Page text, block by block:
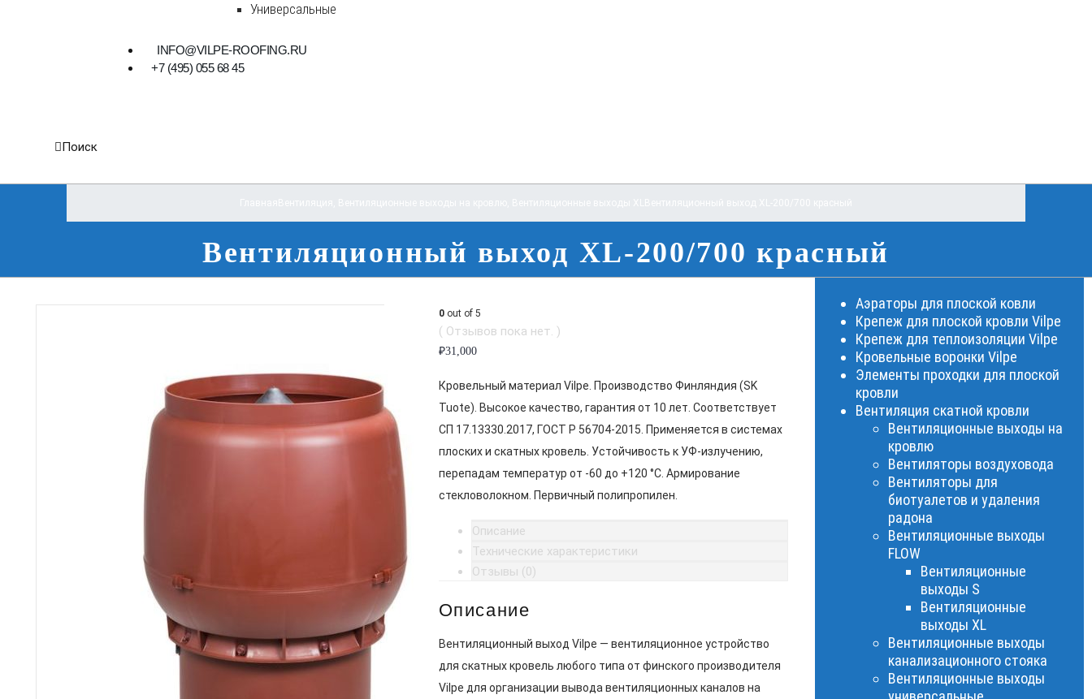
Универсальные
INFO@VILPE-ROOFING.RU
+7 (495) 055 68 45
Поиск
Вентиляционный выход XL-200/700 красный
0out of 5
( Отзывов пока нет. )
₽31,000
Кровельный материал Vilpe. Производство Финляндия (SK
Tuote). Высокое качество, гарантия от 10 лет. Соответствует
СП 17.13330.2017, ГОСТ Р 56704-2015. Применяется в системах
плоских и скатных кровель. Устойчивость к УФ-излучению,
перепадам температур от -60 до +120 °C. Армирование
стекловолокном. Первичный полипропилен.
Описание
Технические характеристики
Отзывы (0)
Описание
Вентиляционный выход Vilpe — вентиляционное устройство
для скатных кровель любого типа от финского производителя
Vilpe для организации вывода вентиляционных каналов на
Аэраторы для плоской ковли
Крепеж для плоской кровли Vilpe
Крепеж для теплоизоляции Vilpe
Кровельные воронки Vilpe
Элементы проходки для плоской
кровли
Вентиляция скатной кровли
Вентиляционные выходы на
кровлю
Вентиляторы воздуховода
Вентиляторы для
биотуалетов и удаления
радона
Вентиляционные выходы
FLOW
Вентиляционные
выходы S
Вентиляционные
выходы XL
Вентиляционные выходы
канализационного стояка
Вентиляционные выходы